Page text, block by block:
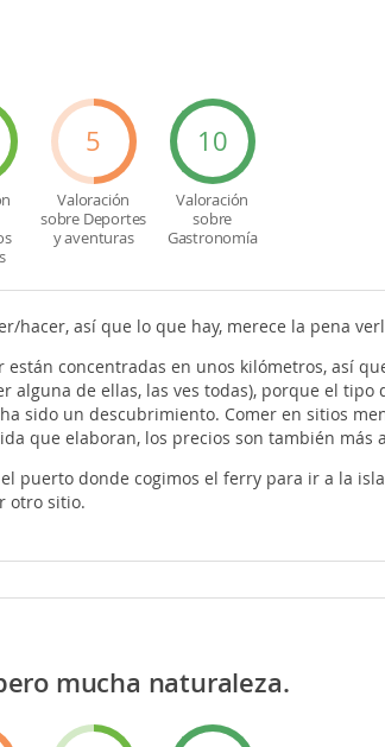
5
Valoración
sobre Deportes
y aventuras
10
Valoración
sobre
Gastronomía
hacer, así que lo que hay, merece la pena
están concentradas en unos kilómetros, así
alguna de ellas, las ves todas), porque el tipo
sido un descubrimiento. Comer en sitios
que elaboran, los precios son también más
puerto donde cogimos el ferry para ir a la
otro sitio.
mucha naturaleza.